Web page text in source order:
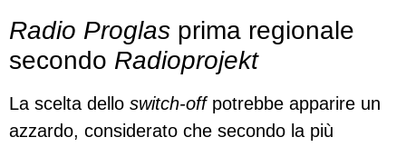
Radio Proglas prima regionale
secondo Radioprojekt
La scelta dello switch-offpotrebbe apparire un
azzardo, considerato che secondo la più